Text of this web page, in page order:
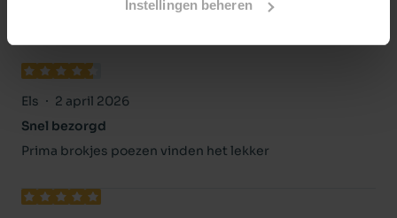
Instellingen beheren
Els
2 april 2026
Snel bezorgd
Prima brokjes poezen vinden het lekker